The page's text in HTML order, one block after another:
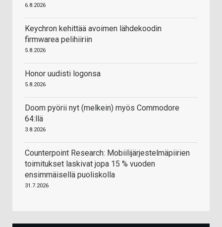
6.8.2026
Keychron kehittää avoimen lähdekoodin
firmwarea pelihiiriin
5.8.2026
Honor uudisti logonsa
5.8.2026
Doom pyörii nyt (melkein) myös Commodore
64:llä
3.8.2026
Counterpoint Research: Mobiilijärjestelmäpiirien
toimitukset laskivat jopa 15 % vuoden
ensimmäisellä puoliskolla
31.7.2026